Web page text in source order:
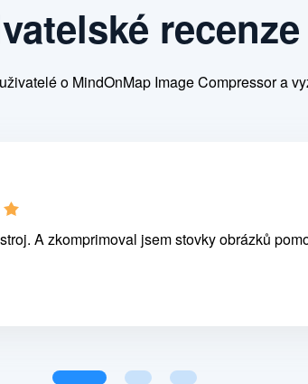
recenze
o MindOnMap Image Compressor a
A zkomprimoval jsem stovky obrázků